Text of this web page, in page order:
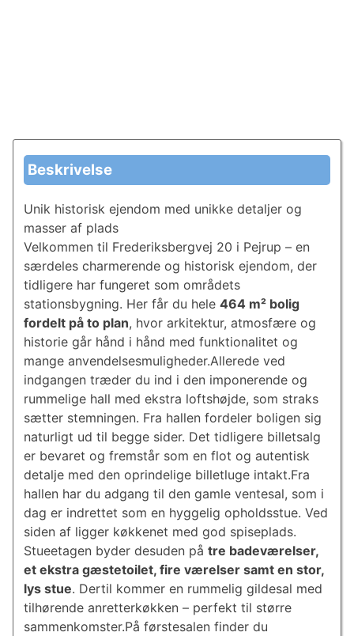
Beskrivelse
Unik historisk ejendom med unikke detaljer og
masser af plads
Velkommen til Frederiksbergvej 20 i Pejrup – en
særdeles charmerende og historisk ejendom, der
tidligere har fungeret som områdets
stationsbygning. Her får du hele 464 m² bolig
fordelt på to plan, hvor arkitektur, atmosfære og
historie går hånd i hånd med funktionalitet og
mange anvendelsesmuligheder.Allerede ved
indgangen træder du ind i den imponerende og
rummelige hall med ekstra loftshøjde, som straks
sætter stemningen. Fra hallen fordeler boligen sig
naturligt ud til begge sider. Det tidligere billetsalg
er bevaret og fremstår som en flot og autentisk
detalje med den oprindelige billetluge intakt.Fra
hallen har du adgang til den gamle ventesal, som i
dag er indrettet som en hyggelig opholdsstue. Ved
siden af ligger køkkenet med god spiseplads.
Stueetagen byder desuden på tre badeværelser,
et ekstra gæstetoilet, fire værelser samt en stor,
lys stue. Dertil kommer en rummelig gildesal med
tilhørende anretterkøkken – perfekt til større
sammenkomster.På førstesalen finder du